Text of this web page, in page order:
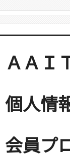
ＡＡＩ
個人情
会員プ